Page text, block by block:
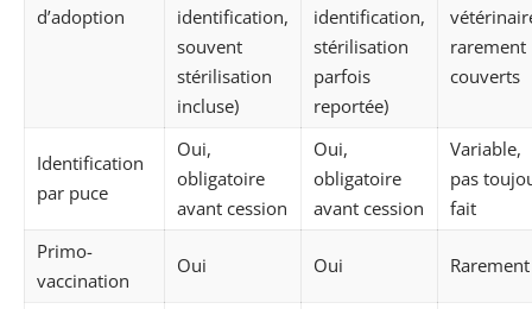
d’adoption
identification,
souvent
stérilisation
incluse)
identification,
stérilisation
parfois
reportée)
rarement
couverts
Identification
par puce
Oui,
obligatoire
avant cession
Oui,
obligatoire
avant cession
Variable,
pas
fait
Primo-
vaccination
Oui Oui Rarement